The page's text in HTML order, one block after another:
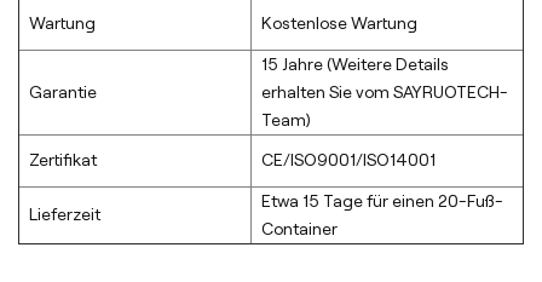
Wartung Kostenlose Wartung
Garantie
15 Jahre (Weitere Details
erhalten Sie vom SAYRUOTECH-
Team)
Zertifikat CE/ISO9001/ISO14001
Lieferzeit
Etwa 15 Tage für einen 20-Fuß-
Container